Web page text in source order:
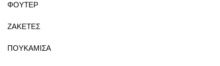
ΦΟΥΤΕΡ
ΖΑΚΕΤΕΣ
ΠΟΥΚΑΜΙΣΑ